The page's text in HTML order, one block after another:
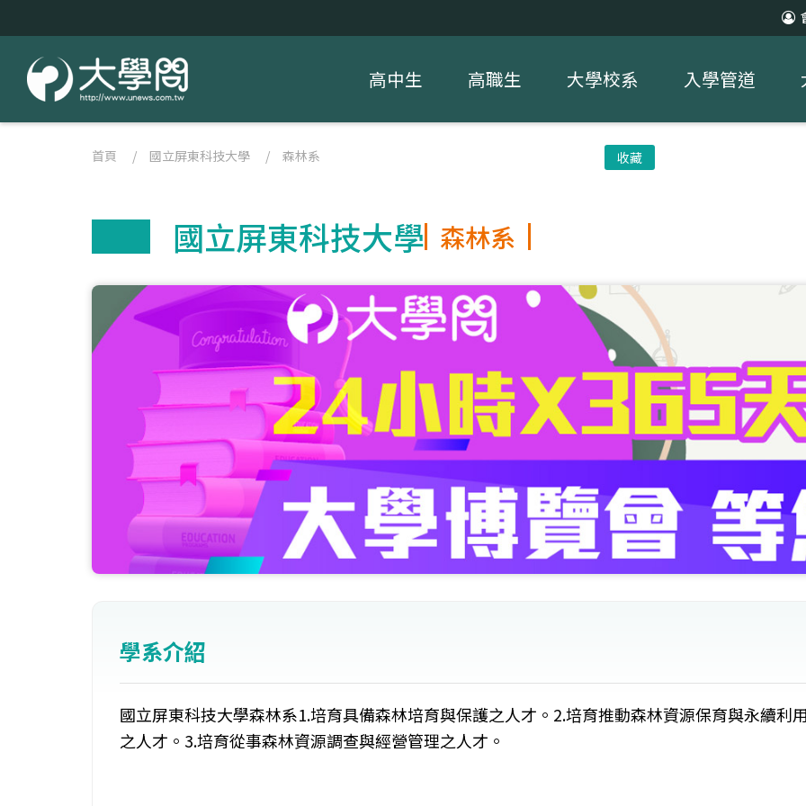
高中生 高職生 大學校系 入學管道
首頁 / 國立屏東科技大學 / 森林系 收藏
國立屏東科技大學 森林系
學系介紹
國立屏東科技大學森林系1.培育具備森林培育與保護之人才。2.培育推動森林資源保育與永續利
之人才。3.培育從事森林資源調查與經營管理之人才。